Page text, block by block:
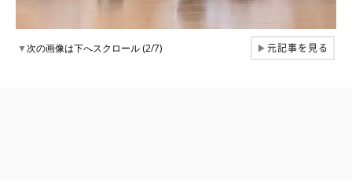
▼次の画像は下へスクロール (2/7) ▶元記事を見る